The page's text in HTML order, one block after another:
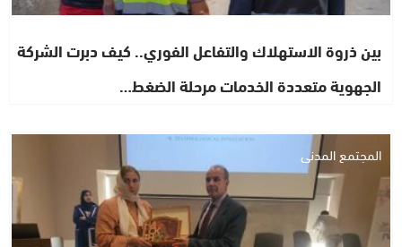
بين ذروة الاستهلاك والتفاعل الفوري.. كيف دبرت الشركة
الجهوية متعددة الخدمات مرحلة الضغط…
المجتمع المدني